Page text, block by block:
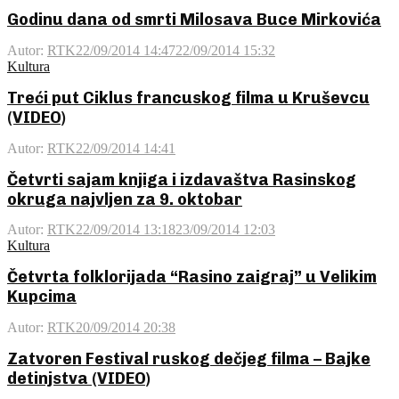
Godinu dana od smrti Milosava Buce Mirkovića
Autor: RTK22/09/2014 14:4722/09/2014 15:32
Kultura
Treći put Ciklus francuskog filma u Kruševcu
(VIDEO)
Autor: RTK22/09/2014 14:41
Četvrti sajam knjiga i izdavaštva Rasinskog
okruga najvljen za 9. oktobar
Autor: RTK22/09/2014 13:1823/09/2014 12:03
Kultura
Četvrta folklorijada “Rasino zaigraj” u Velikim
Kupcima
Autor: RTK20/09/2014 20:38
Zatvoren Festival ruskog dečjeg filma – Bajke
detinjstva (VIDEO)